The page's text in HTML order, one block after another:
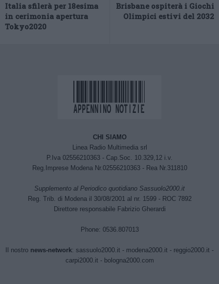
Italia sfilerà per 18esima
in cerimonia apertura
Tokyo2020
Brisbane ospiterà i Giochi
Olimpici estivi del 2032
CHI SIAMO
Linea Radio Multimedia srl
P.Iva 02556210363 - Cap.Soc. 10.329,12 i.v.
Reg.Imprese Modena Nr.02556210363 - Rea Nr.311810
Supplemento al Periodico quotidiano Sassuolo2000.it
Reg. Trib. di Modena il 30/08/2001 al nr. 1599 - ROC 7892
Direttore responsabile Fabrizio Gherardi
Phone: 0536.807013
Il nostro news-network: sassuolo2000.it - modena2000.it - reggio2000.it -
carpi2000.it - bologna2000.com